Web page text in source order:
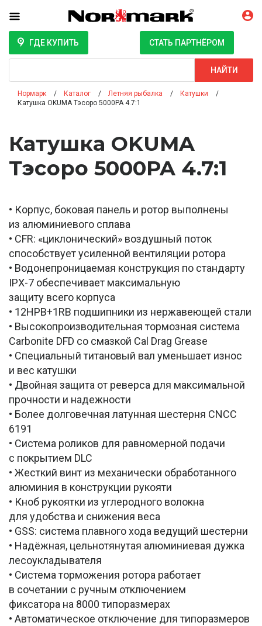
ГДЕ КУПИТЬ СТАТЬ ПАРТНЁРОМ
НАЙТИ
Нормарк Каталог Летняя рыбалка
Катушки
Катушка OKUMA Тэсоро 5000PA 4.7:1
Катушка OKUMA
Тэсоро 5000PA 4.7:1
• Корпус, боковая панель и ротор выполнены
из алюминиевого сплава
• CFR: «циклонический» воздушный поток
способствует усиленной вентиляции ротора
• Водонепроницаемая конструкция по стандарту
IPX-7 обеспечивает максимальную
защиту всего корпуса
• 12HPB+1RB подшипники из нержавеющей стали
• Высокопроизводительная тормозная система
Carbonite DFD со смазкой Cal Drag Grease
• Специальный титановый вал уменьшает износ
и вес катушки
• Двойная защита от реверса для максимальной
прочности и надежности
• Более долговечная латунная шестерня CNCC
6191
• Система роликов для равномерной подачи
с покрытием DLC
• Жесткий винт из механически обработанного
алюминия в конструкции рукояти
• Кноб рукоятки из углеродного волокна
для удобства и снижения веса
• GSS: система плавного хода ведущий шестерни
• Надёжная, цельнотянутая алюминиевая дужка
лесоукладывателя
• Система торможения ротора работает
в сочетании с ручным отключением
фиксатора на 8000 типоразмерах
• Автоматическое отключение для типоразмеров